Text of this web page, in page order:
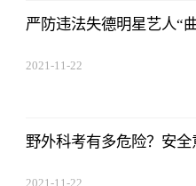
严防违法失德明星艺人“
2021-11-22
野外科考有多危险？安
2021-11-22